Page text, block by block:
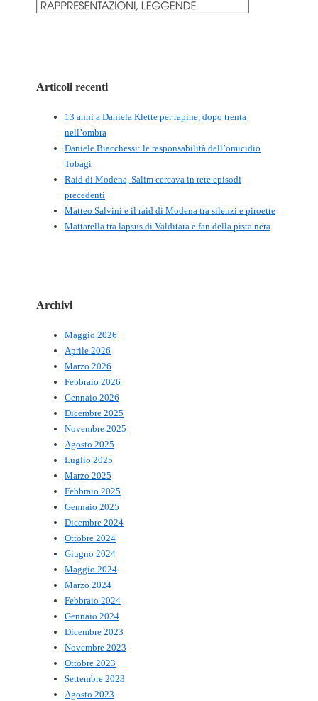
Articoli recenti
13 anni a Daniela Klette per rapine, dopo trenta
nell’ombra
Daniele Biacchessi: le responsabilità dell’omicidio
Tobagi
Raid di Modena, Salim cercava in rete episodi
precedenti
Matteo Salvini e il raid di Modena tra silenzi e piroette
Mattarella tra lapsus di Valditara e fan della pista nera
Archivi
Maggio 2026
Aprile 2026
Marzo 2026
Febbraio 2026
Gennaio 2026
Dicembre 2025
Novembre 2025
Agosto 2025
Luglio 2025
Marzo 2025
Febbraio 2025
Gennaio 2025
Dicembre 2024
Ottobre 2024
Giugno 2024
Maggio 2024
Marzo 2024
Febbraio 2024
Gennaio 2024
Dicembre 2023
Novembre 2023
Ottobre 2023
Settembre 2023
Agosto 2023